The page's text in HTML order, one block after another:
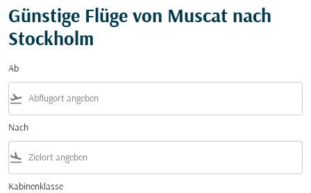
Günstige Flüge von Muscat nach
Stockholm
Ab
flight_takeoff
Nach
flight_land
Kabinenklasse